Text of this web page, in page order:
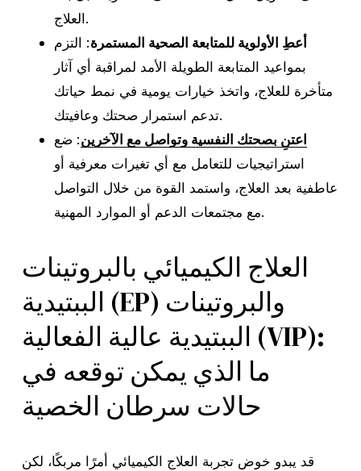
العلاج.
أعطِ الأولوية للمتابعة الصحية المستمرة: التزم
بمواعيد المتابعة الطويلة الأمد لمراقبة أي آثار
متأخرة للعلاج، واتخذ خيارات يومية في نمط حياتك
تدعم استمرار صحتك وعافيتك.
اعتنِ بصحتك النفسية وتواصل مع الآخرين: ضع
استراتيجيات للتعامل مع أي تغيرات معرفية أو
عاطفية بعد العلاج، واستمد القوة من خلال التواصل
مع مجتمعات الدعم أو الموارد المهنية.
العلاج الكيميائي بالبروتينات
الببتيدية (EP) والبروتينات
الببتيدية عالية الفعالية (VIP):
ما الذي يمكن توقعه في
حالات سرطان الخصية
قد يبدو خوض تجربة العلاج الكيميائي أمرًا مربكًا، لكن